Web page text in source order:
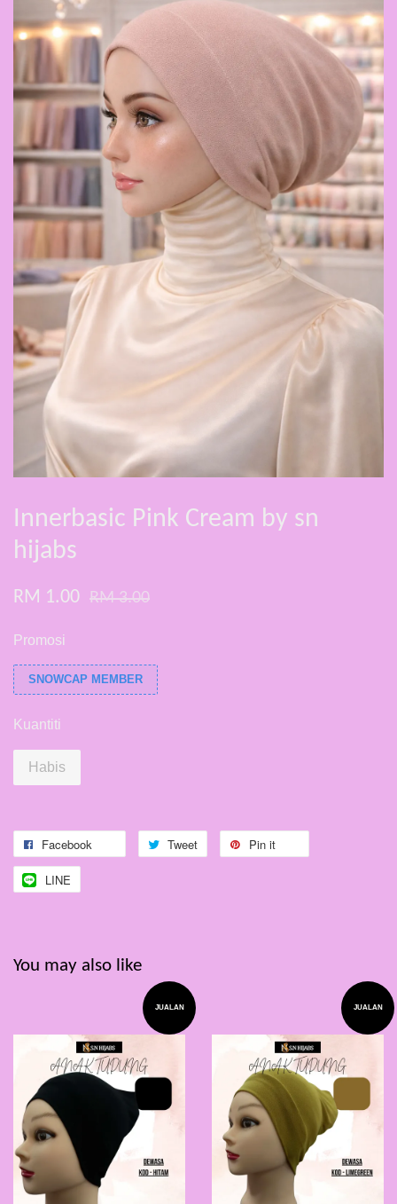
Innerbasic Pink Cream by sn
hijabs
RM 1.00 RM 3.00
Promosi
SNOWCAP MEMBER
Kuantiti
Habis
Facebook Tweet Pin it
LINE
You may also like
JUALAN JUALAN